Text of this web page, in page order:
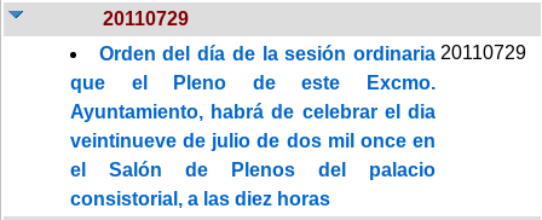
20110729
Orden del día de la sesión ordinaria
que el Pleno de este Excmo.
Ayuntamiento, habrá de celebrar el dia
veintinueve de julio de dos mil once en
el Salón de Plenos del palacio
consistorial, a las diez horas
20110729